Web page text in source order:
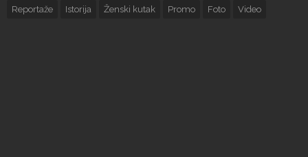
Reportaže Istorija Ženski kutak Promo Foto Video